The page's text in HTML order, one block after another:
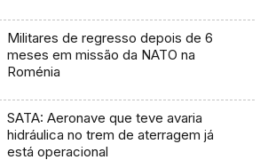
Militares de regresso depois de 6
meses em missão da NATO na
Roménia
SATA: Aeronave que teve avaria
hidráulica no trem de aterragem já
está operacional